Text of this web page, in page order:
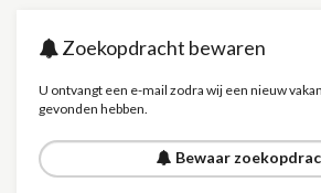
Zoekopdracht bewaren
U ontvangt een e-mail zodra wij een nieuw
gevonden hebben.
Bewaar